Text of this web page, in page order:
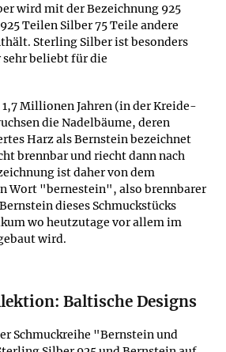
wird mit der Bezeichnung 925
Teilen Silber 75 Teile andere
Sterling Silber ist besonders
beliebt für die
1,7 Millionen Jahren (in der Kreide-
die Nadelbäume, deren
Harz als Bernstein bezeichnet
brennbar und riecht dann nach
ist daher von dem
Wort "bernestein", also brennbarer
dieses Schmuckstücks
wo heutzutage vor allem im
wird.
Baltische Designs
Schmuckreihe "Bernstein und